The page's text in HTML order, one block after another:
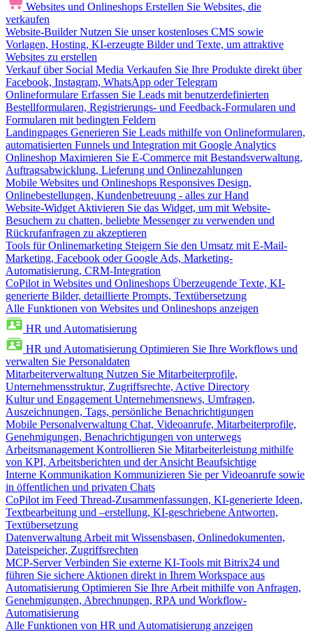
Websites und Onlineshops Erstellen Sie Websites, die
verkaufen
Website-Builder Nutzen Sie unser kostenloses CMS sowie
Vorlagen, Hosting, KI-erzeugte Bilder und Texte, um attraktive
Websites zu erstellen
Verkauf über Social Media Verkaufen Sie Ihre Produkte direkt über
Facebook, Instagram, WhatsApp oder Telegram
Onlineformulare Erfassen Sie Leads mit benutzerdefinierten
Bestellformularen, Registrierungs- und Feedback-Formularen und
Formularen mit bedingten Feldern
Landingpages Generieren Sie Leads mithilfe von Onlineformularen,
automatisierten Funnels und Integration mit Google Analytics
Onlineshop Maximieren Sie E-Commerce mit Bestandsverwaltung,
Auftragsabwicklung, Lieferung und Onlinezahlungen
Mobile Websites und Onlineshops Responsives Design,
Onlinebestellungen, Kundenbetreuung - alles zur Hand
Website-Widget Aktivieren Sie das Widget, um mit Website-
Besuchern zu chatten, beliebte Messenger zu verwenden und
Rückrufanfragen zu akzeptieren
Tools für Onlinemarketing Steigern Sie den Umsatz mit E-Mail-
Marketing, Facebook oder Google Ads, Marketing-
Automatisierung, CRM-Integration
CoPilot in Websites und Onlineshops Überzeugende Texte, KI-
generierte Bilder, detaillierte Prompts, Textübersetzung
Alle Funktionen von Websites und Onlineshops anzeigen
HR und Automatisierung
HR und Automatisierung Optimieren Sie Ihre Workflows und
verwalten Sie Personaldaten
Mitarbeiterverwaltung Nutzen Sie Mitarbeiterprofile,
Unternehmensstruktur, Zugriffsrechte, Active Directory
Kultur und Engagement Unternehmensnews, Umfragen,
Auszeichnungen, Tags, persönliche Benachrichtigungen
Mobile Personalverwaltung Chat, Videoanrufe, Mitarbeiterprofile,
Genehmigungen, Benachrichtigungen von unterwegs
Arbeitsmanagement Kontrollieren Sie Mitarbeiterleistung mithilfe
von KPI, Arbeitsberichten und der Ansicht Beaufsichtige
Interne Kommunikation Kommunizieren Sie per Videoanrufe sowie
in öffentlichen und privaten Chats
CoPilot im Feed Thread-Zusammenfassungen, KI-generierte Ideen,
Textbearbeitung und –erstellung, KI-geschriebene Antworten,
Textübersetzung
Datenverwaltung Arbeit mit Wissensbasen, Onlinedokumenten,
Dateispeicher, Zugriffsrechten
MCP-Server Verbinden Sie externe KI-Tools mit Bitrix24 und
führen Sie sichere Aktionen direkt in Ihrem Workspace aus
Automatisierung Optimieren Sie Ihre Arbeit mithilfe von Anfragen,
Genehmigungen, Abrechnungen, RPA und Workflow-
Automatisierung
Alle Funktionen von HR und Automatisierung anzeigen